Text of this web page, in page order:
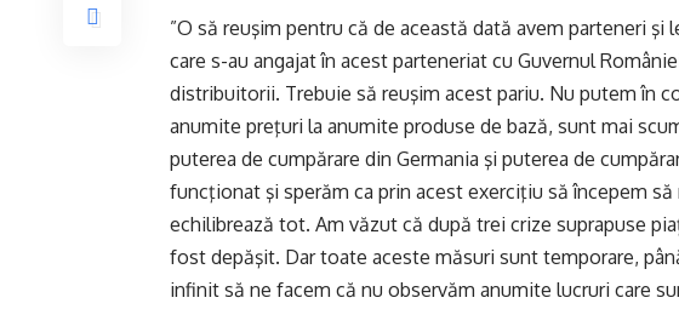
”O să reuşim pentru că de această dată avem parteneri
care s-au angajat în acest parteneriat cu Guvernul
distribuitorii. Trebuie să reuşim acest pariu. Nu putem în
anumite preţuri la anumite produse de bază, sunt mai
puterea de cumpărare din Germania şi puterea de
funcţionat şi sperăm ca prin acest exerciţiu să începem
echilibrează tot. Am văzut că după trei crize suprapuse
fost depăşit. Dar toate aceste măsuri sunt temporare,
infinit să ne facem că nu observăm anumite lucruri care